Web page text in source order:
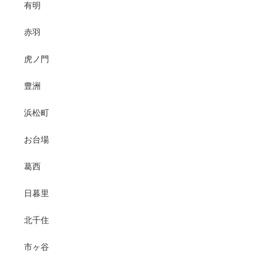
有明
赤羽
虎ノ門
豊洲
浜松町
お台場
葛西
日暮里
北千住
市ヶ谷